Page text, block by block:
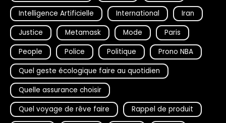
Intelligence Artificielle
International
Iran
Justice
Metamask Mode
Paris
People
Police Politique
Prono NBA
Quel geste écologique faire au quotidien
Quelle assurance choisir
Quel voyage de rêve faire
Rappel de produit